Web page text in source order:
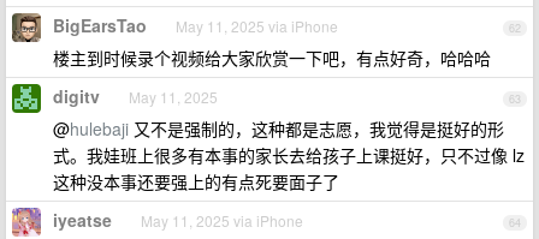
62
BigEarsTao May 11, 2025 via iPhone
楼主到时候录个视频给大家欣赏一下吧，有点好奇，哈哈哈
63
digitv May 11, 2025
@hulebaji 又不是强制的，这种都是志愿，我觉得是挺好的形
式。我娃班上很多有本事的家长去给孩子上课挺好，只不过像 lz
这种没本事还要强上的有点死要面子了
64
iyeatse May 11, 2025 via iPhone